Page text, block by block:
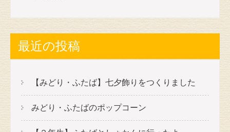
最近の投稿
【みどり・ふたば】七夕飾りをつくりました
みどり・ふたばのポップコーン